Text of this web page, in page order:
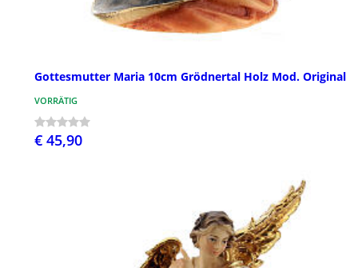
Gottesmutter Maria 10cm Grödnertal Holz Mod. Original
VORRÄTIG
€ 45,90